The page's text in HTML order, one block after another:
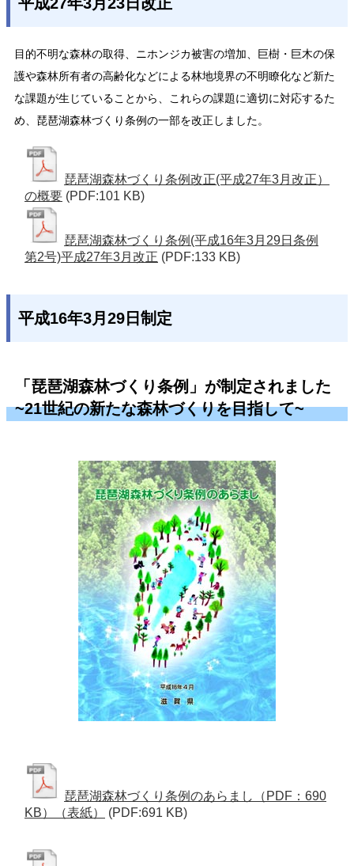
目的不明な森林の取得、ニホンジカ被害の増加、巨樹・巨木の保
護や森林所有者の高齢化などによる林地境界の不明瞭化など新た
な課題が生じていることから、これらの課題に適切に対応するた
め、琵琶湖森林づくり条例の一部を改正しました。
琵琶湖森林づくり条例改正(平成27年3月改正）
の概要 (PDF:101 KB)
琵琶湖森林づくり条例(平成16年3月29日条例
第2号)平成27年3月改正 (PDF:133 KB)
平成16年3月29日制定
「琵琶湖森林づくり条例」が制定されました
~21世紀の新たな森林づくりを目指して~
琵琶湖森林づくり条例のあらまし（PDF：690
KB）（表紙）
(PDF:691 KB)